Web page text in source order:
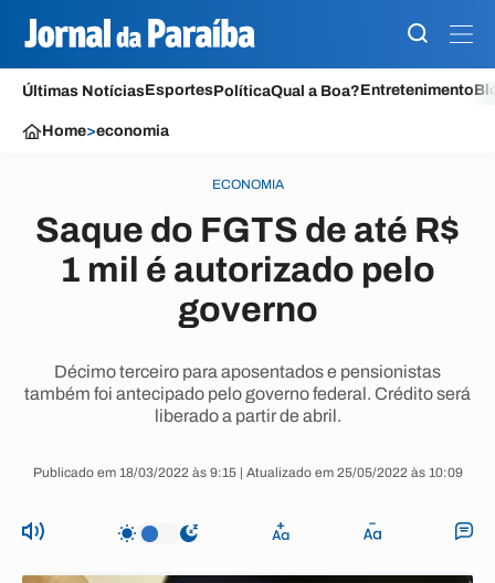
Últimas NotíciasEsportesPolíticaQual a Boa?Entretenimento
Home>economia
ECONOMIA
Saque do FGTS de até R$
1 mil é autorizado pelo
governo
Décimo terceiro para aposentados e pensionistas
também foi antecipado pelo governo federal. Crédito será
liberado a partir de abril.
Publicado em 18/03/2022 às 9:15 | Atualizado em 25/05/2022 às 10:09